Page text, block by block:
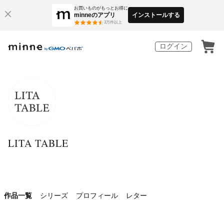
お買いものがもっとお得に
minneのアプリ
3万件以上
インストールする
ログイン
LITA TABLE
作品一覧 シリーズ プロフィール レター